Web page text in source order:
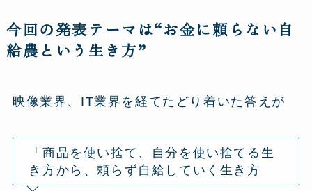
今回の発表テーマは“お金に頼らない自
給農という生き方”
映像業界、IT業界を経てたどり着いた答えが
「商品を使い捨て、自分を使い捨てる生
き方から、頼らず自給していく生き方